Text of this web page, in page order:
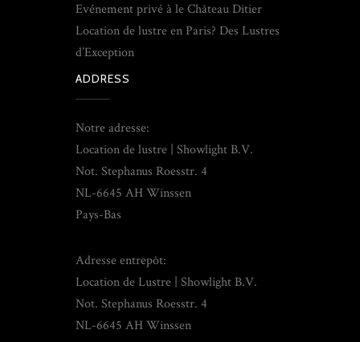
Evénement privé à le Château Ditier
Location de lustre en Paris? Des Lustres
d’Exception
ADDRESS
Notre adresse:
Location de lustre | Showlight B.V.
Not. Stephanus Roesstr. 4
NL-6645 AH Winssen
Pays-Bas
Adresse entrepôt:
Location de Lustre | Showlight B.V.
Not. Stephanus Roesstr. 4
NL-6645 AH Winssen